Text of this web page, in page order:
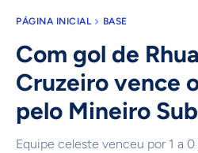
PÁGINA INICIAL BASE
Com gol de
Cruzeiro vence
pelo Mineiro
Equipe celeste venceu por 1 a